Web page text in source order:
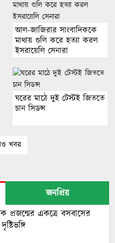
আল-জাজিরার সাংবাদিককে
মাথায় গুলি করে হত্যা করল
ইসরায়েলি সেনারা
ঘরের মাঠে দুই টেস্টই জিততে
চান সিডন্স
খবর
জনপ্রিয়
প্রজন্মের একত্রে বসবাসের